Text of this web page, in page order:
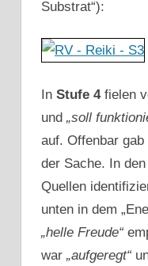
Substrat“):
In Stufe 4fielen
und „soll
auf. Offenbar
der Sache. In
Quellen
unten in dem
„helle Freude“
war „aufgeregt“